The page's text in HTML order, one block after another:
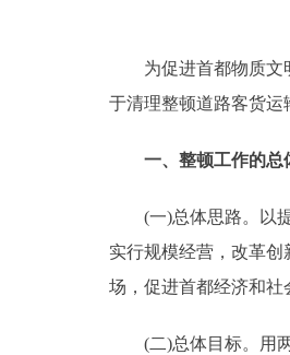
12345
北京概况
为促进首都物质文明
于清理整顿道路客货
一、整顿工作的总
(一)总体思路。以提
实行规模经营，改革
场，促进首都经济和社
(二)总体目标。用两